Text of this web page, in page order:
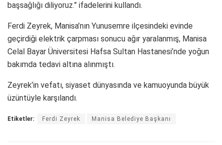
başsağlığı diliyoruz.” ifadelerini kullandı.
Ferdi Zeyrek, Manisa’nın Yunusemre ilçesindeki evinde
geçirdiği elektrik çarpması sonucu ağır yaralanmış, Manisa
Celal Bayar Üniversitesi Hafsa Sultan Hastanesi’nde yoğun
bakımda tedavi altına alınmıştı.
Zeyrek’in vefatı, siyaset dünyasında ve kamuoyunda büyük
üzüntüyle karşılandı.
Etiketler: Ferdi Zeyrek Manisa Belediye Başkanı